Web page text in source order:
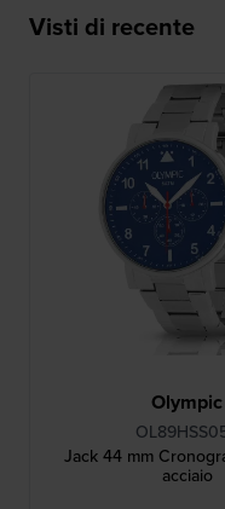
Visti di recente
Olympic
Jack 44 mm
acciaio